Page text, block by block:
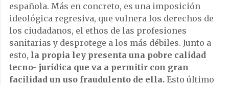
española. Más en concreto, es una imposición
ideológica regresiva, que vulnera los derechos de
los ciudadanos, el ethos de las profesiones
sanitarias y desprotege a los más débiles. Junto a
esto, la propia ley presenta una pobre calidad
tecno- jurídica que va a permitir con gran
facilidad un uso fraudulento de ella. Esto último